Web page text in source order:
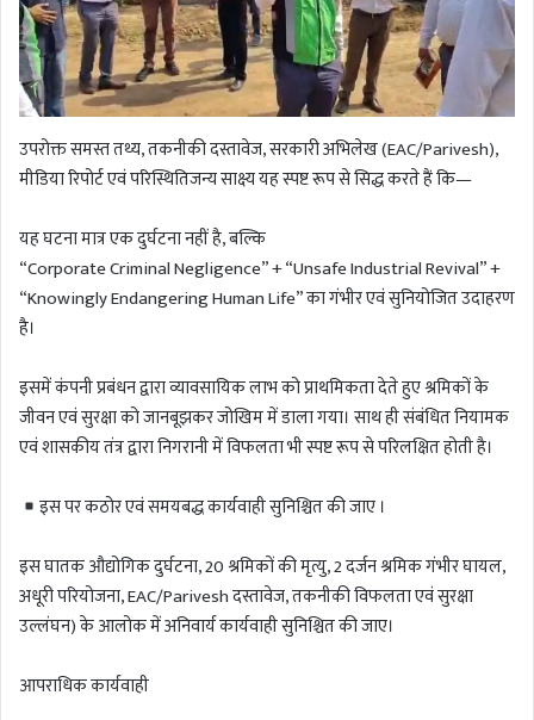
उपरोक्त समस्त तथ्य, तकनीकी दस्तावेज, सरकारी अभिलेख (EAC/Parivesh),
मीडिया रिपोर्ट एवं परिस्थितिजन्य साक्ष्य यह स्पष्ट रूप से सिद्ध करते हैं कि—
यह घटना मात्र एक दुर्घटना नहीं है, बल्कि
“Corporate Criminal Negligence” + “Unsafe Industrial Revival” +
“Knowingly Endangering Human Life” का गंभीर एवं सुनियोजित उदाहरण
है।
इसमें कंपनी प्रबंधन द्वारा व्यावसायिक लाभ को प्राथमिकता देते हुए श्रमिकों के
जीवन एवं सुरक्षा को जानबूझकर जोखिम में डाला गया। साथ ही संबंधित नियामक
एवं शासकीय तंत्र द्वारा निगरानी में विफलता भी स्पष्ट रूप से परिलक्षित होती है।
इस पर कठोर एवं समयबद्ध कार्यवाही सुनिश्चित की जाए ।
इस घातक औद्योगिक दुर्घटना, 20 श्रमिकों की मृत्यु, 2 दर्जन श्रमिक गंभीर घायल,
अधूरी परियोजना, EAC/Parivesh दस्तावेज, तकनीकी विफलता एवं सुरक्षा
उल्लंघन) के आलोक में अनिवार्य कार्यवाही सुनिश्चित की जाए।
आपराधिक कार्यवाही